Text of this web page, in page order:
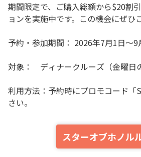
期間限定で、ご購入総額から$20割
ョンを実施中です。この機会にぜひ
予約・参加期間： 2026年7月1日〜9
対象： ディナークルーズ（金曜日
利用方法：予約時にプロモコード「
さい。
スターオブホノル